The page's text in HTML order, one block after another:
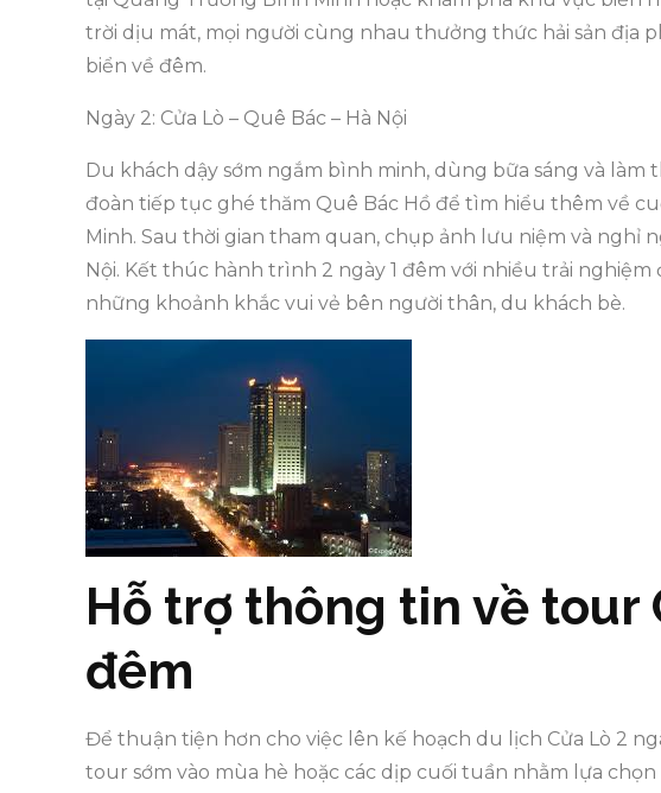
trời dịu mát, mọi người cùng nhau thưởng thức hải sản địa
biển về đêm.
Ngày 2: Cửa Lò – Quê Bác – Hà Nội
Du khách dậy sớm ngắm bình minh, dùng bữa sáng và làm
đoàn tiếp tục ghé thăm Quê Bác Hồ để tìm hiểu thêm về
Minh. Sau thời gian tham quan, chụp ảnh lưu niệm và nghỉ
Nội. Kết thúc hành trình 2 ngày 1 đêm với nhiều trải
những khoảnh khắc vui vẻ bên người thân, du khách bè.
Hỗ trợ thông tin về tour
đêm
Để thuận tiện hơn cho việc lên kế hoạch du lịch Cửa Lò 2
tour sớm vào mùa hè hoặc các dịp cuối tuần nhằm lựa